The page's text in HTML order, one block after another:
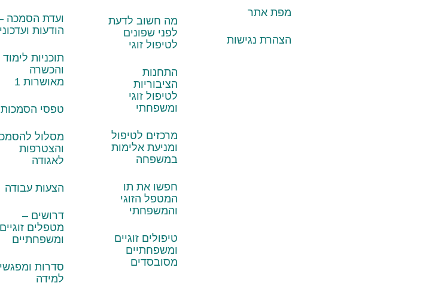
מפת אתר
הצהרת נגישות
מה חשוב לדעת
לפני שפונים
לטיפול זוגי
התחנות
הציבוריות
לטיפול זוגי
ומשפחתי
מרכזים לטיפול
ומניעת אלימות
במשפחה
חפשו את תו
המטפל הזוגי
והמשפחתי
טיפולים זוגיים
ומשפחתיים
מסובסדים
ועדת הסמכה
הודעות
תוכניות לימוד
והכשרה
מאושרות 1
טפסי הסמכות
מסלול
והצטרפות
לאגודה
הצעות עבודה
דרושים –
מטפלים זוגיים
ומשפחתיים
סדרות ומפגשי
למידה